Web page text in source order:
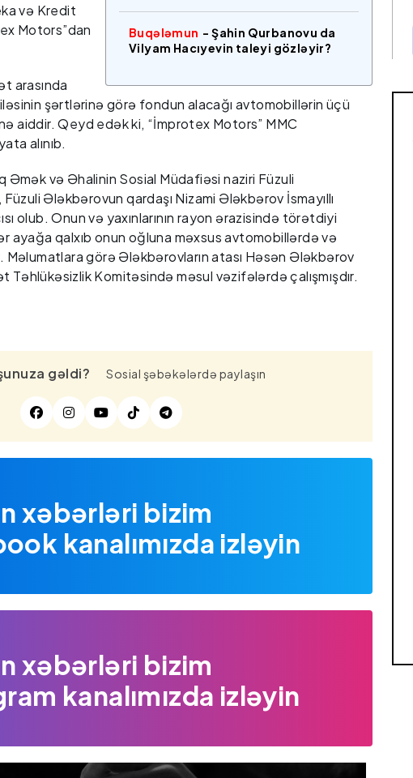
Buqələmun - Şahin Qurbanovu da
Vilyam Hacıyevin taleyi gözləyir?
və Kredit
Motors”dan
arasında
şərtlərinə görə fondun alacağı avtomobillərin üçü
aiddir. Qeyd edək ki, “İmprotex Motors” MMC
alınıb.
Əmək və Əhalinin Sosial Müdafiəsi naziri Füzuli
Ələkbərovun qardaşı Nizami Ələkbərov İsmayıllı
olub. Onun və yaxınlarının rayon ərazisində törətdiyi
ayağa qalxıb onun oğluna məxsus avtomobillərdə və
görə Ələkbərovların atası Həsən Ələkbərov
Təhlükəsizlik Komitəsində məsul vəzifələrdə çalışmışdır.
gəldi? Sosial şəbəkələrdə paylaşın
xəbərləri bizim
kanalımızda izləyin
xəbərləri bizim
kanalımızda izləyin